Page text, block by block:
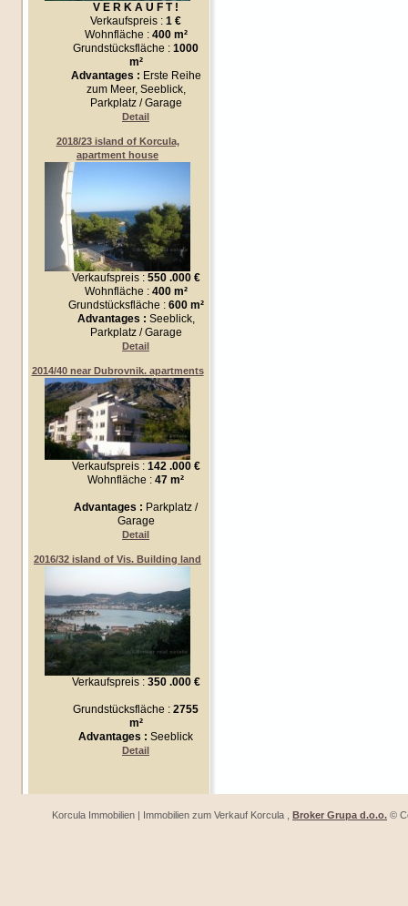
V E R K A U F T !
Verkaufspreis : 1 €
Wohnfläche : 400 m²
Grundstücksfläche : 1000
m²
Advantages : Erste Reihe
zum Meer, Seeblick,
Parkplatz / Garage
Detail
2018/23 island of Korcula,
apartment house
Verkaufspreis : 550 .000 €
Wohnfläche : 400 m²
Grundstücksfläche : 600 m²
Advantages : Seeblick,
Parkplatz / Garage
Detail
2014/40 near Dubrovnik. apartments
Verkaufspreis : 142 .000 €
Wohnfläche : 47 m²
Advantages : Parkplatz /
Garage
Detail
2016/32 island of Vis. Building land
Verkaufspreis : 350 .000 €
Grundstücksfläche : 2755
m²
Advantages : Seeblick
Detail
Korcula Immobilien | Immobilien zum Verkauf Korcula , Broker Grupa d.o.o. ©